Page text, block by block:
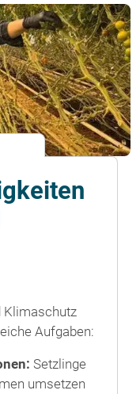
Klimaschutz
Aufgaben:
Setzlinge
umsetzen